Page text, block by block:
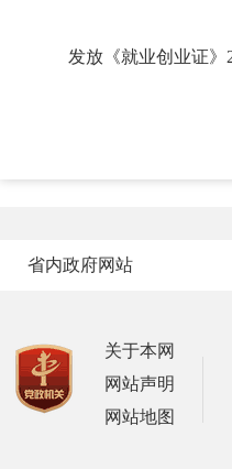
发放《就业创业证》
省内政府网站
关于本网
网站声明
网站地图